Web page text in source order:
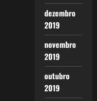
dezembro
2019
novembro
2019
outubro
2019